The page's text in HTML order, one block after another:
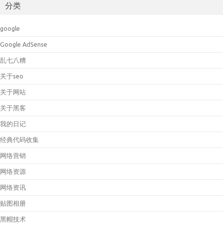
分类
google
Google AdSense
乱七八糟
关于seo
关于网站
关于黑客
我的日记
经典代码收集
网络营销
网络资源
网络资讯
贴图相册
黑帽技术